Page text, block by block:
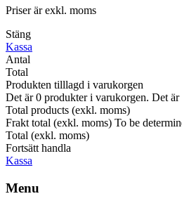
Priser är exkl. moms
Stäng
Kassa
Antal
Total
Produkten tilllagd i varukorgen
Det är0 produkter i varukorgen. Det är
Total products (exkl. moms)
Frakt total (exkl. moms) To be
Total (exkl. moms)
Fortsätt handla
Kassa
Menu